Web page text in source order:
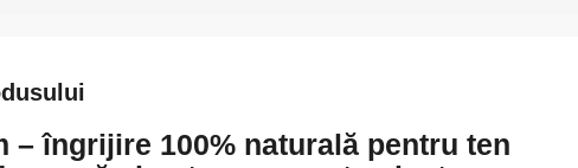
– îngrijire 100% naturală pentru ten